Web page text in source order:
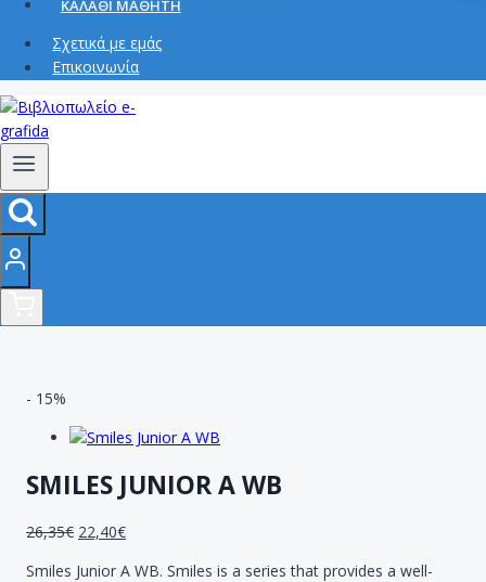
ΚΑΛΑΘΙ ΜΑΘΗΤΗ
Σχετικά με εμάς
Επικοινωνία
- 15%
SMILES JUNIOR A WB
26,35€ 22,40€
Smiles Junior A WB. Smiles is a series that provides a well-